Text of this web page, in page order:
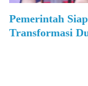
Pemerintah
Transformasi